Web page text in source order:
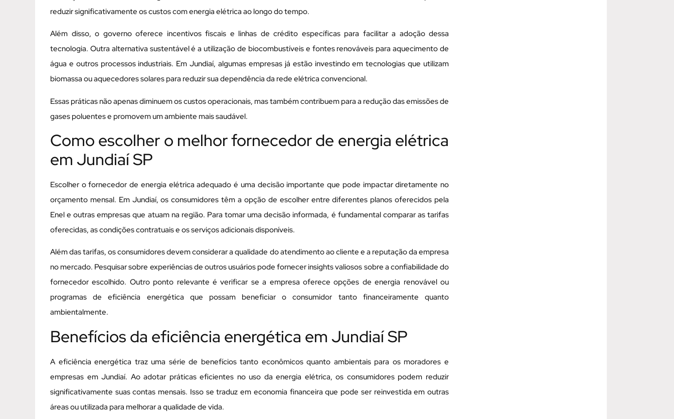
reduzir significativamente os custos com energia elétrica ao longo do tempo.
Além disso, o governo oferece incentivos fiscais e linhas de crédito específicas para facilitar a adoção dessa
tecnologia. Outra alternativa sustentável é a utilização de biocombustíveis e fontes renováveis para aquecimento de
água e outros processos industriais. Em Jundiaí, algumas empresas já estão investindo em tecnologias que utilizam
biomassa ou aquecedores solares para reduzir sua dependência da rede elétrica convencional.
Essas práticas não apenas diminuem os custos operacionais, mas também contribuem para a redução das emissões de
gases poluentes e promovem um ambiente mais saudável.
Como escolher o melhor fornecedor de energia elétrica
em Jundiaí SP
Escolher o fornecedor de energia elétrica adequado é uma decisão importante que pode impactar diretamente no
orçamento mensal. Em Jundiaí, os consumidores têm a opção de escolher entre diferentes planos oferecidos pela
Enel e outras empresas que atuam na região. Para tomar uma decisão informada, é fundamental comparar as tarifas
oferecidas, as condições contratuais e os serviços adicionais disponíveis.
Além das tarifas, os consumidores devem considerar a qualidade do atendimento ao cliente e a reputação da empresa
no mercado. Pesquisar sobre experiências de outros usuários pode fornecer insights valiosos sobre a confiabilidade do
fornecedor escolhido. Outro ponto relevante é verificar se a empresa oferece opções de energia renovável ou
programas de eficiência energética que possam beneficiar o consumidor tanto financeiramente quanto
ambientalmente.
Benefícios da eficiência energética em Jundiaí SP
A eficiência energética traz uma série de benefícios tanto econômicos quanto ambientais para os moradores e
empresas em Jundiaí. Ao adotar práticas eficientes no uso da energia elétrica, os consumidores podem reduzir
significativamente suas contas mensais. Isso se traduz em economia financeira que pode ser reinvestida em outras
áreas ou utilizada para melhorar a qualidade de vida.